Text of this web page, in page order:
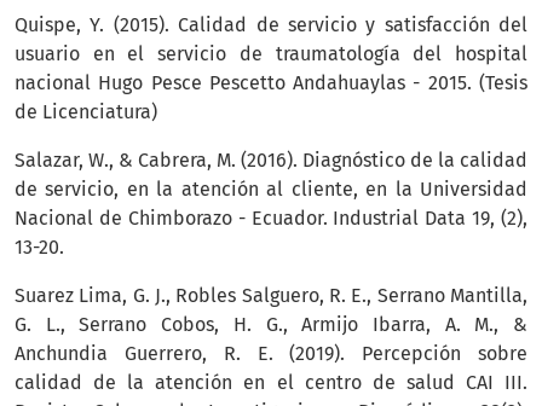
Quispe, Y. (2015). Calidad de servicio y satisfacción del
usuario en el servicio de traumatología del hospital
nacional Hugo Pesce Pescetto Andahuaylas - 2015. (Tesis
de Licenciatura)
Salazar, W., & Cabrera, M. (2016). Diagnóstico de la calidad
de servicio, en la atención al cliente, en la Universidad
Nacional de Chimborazo - Ecuador. Industrial Data 19, (2),
13-20.
Suarez Lima, G. J., Robles Salguero, R. E., Serrano Mantilla,
G. L., Serrano Cobos, H. G., Armijo Ibarra, A. M., &
Anchundia Guerrero, R. E. (2019). Percepción sobre
calidad de la atención en el centro de salud CAI III.